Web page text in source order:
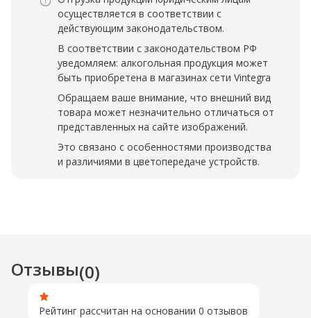
осуществляется в соответствии с
действующим законодательством.
В соответствии с законодательством РФ
уведомляем: алкогольная продукция может
быть приобретена в магазинах сети Vintegra
Обращаем ваше внимание, что внешний вид
товара может незначительно отличаться от
представленных на сайте изображений.
Это связано с особенностями производства
и различиями в цветопередаче устройств.
Отзывы(0)
Рейтинг рассчитан на основании 0 отзывов